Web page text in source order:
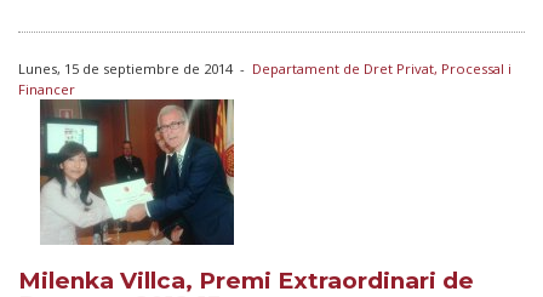
Lunes, 15 de septiembre de 2014- Departament de Dret Privat, Processal i
Financer
Milenka Villca, Premi Extraordinari de